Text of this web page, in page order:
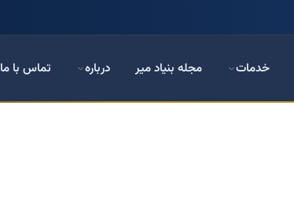
خدمات مجله بنیاد میر درباره تماس با ما